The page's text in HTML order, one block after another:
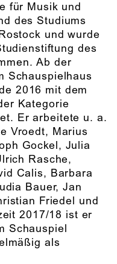
für Musik und
des Studiums
und wurde
des
Ab der
Schauspielhaus
2016 mit dem
Kategorie
Er arbeitete u. a.
Vroedt, Marius
Gockel, Julia
Rasche,
Calis, Barbara
Bauer, Jan
Friedel und
2017/18 ist er
Schauspiel
als